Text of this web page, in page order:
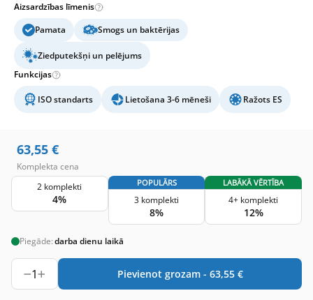
Aizsardzības līmenis
Pamata
Smogs un baktērijas
Ziedputekšņi un pelējums
Funkcijas
ISO standarts Lietošana 3-6 mēneši Ražots ES
63,55 €
Komplekta cena
2 komplekti
4%
POPULĀRS
3 komplekti
8%
LABĀKĀ VĒRTĪBA
4+ komplekti
12%
Piegāde:darba dienu laikā
1 Pievienot grozam - 63,55 €